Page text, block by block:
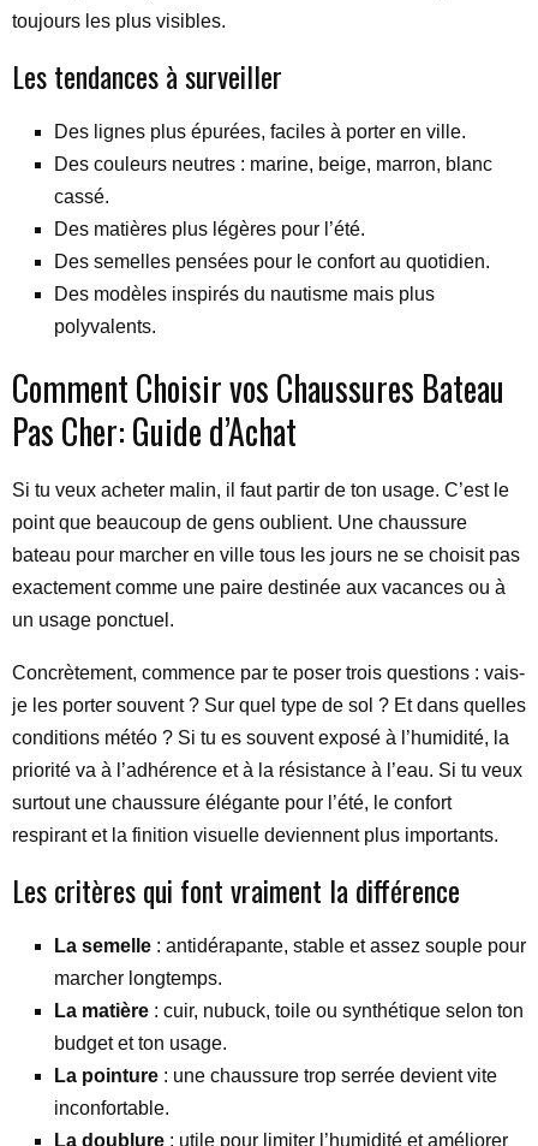
toujours les plus visibles.
Les tendances à surveiller
Des lignes plus épurées, faciles à porter en ville.
Des couleurs neutres : marine, beige, marron, blanc
cassé.
Des matières plus légères pour l’été.
Des semelles pensées pour le confort au quotidien.
Des modèles inspirés du nautisme mais plus
polyvalents.
Comment Choisir vos Chaussures Bateau
Pas Cher: Guide d’Achat
Si tu veux acheter malin, il faut partir de ton usage. C’est le
point que beaucoup de gens oublient. Une chaussure
bateau pour marcher en ville tous les jours ne se choisit pas
exactement comme une paire destinée aux vacances ou à
un usage ponctuel.
Concrètement, commence par te poser trois questions : vais-
je les porter souvent ? Sur quel type de sol ? Et dans quelles
conditions météo ? Si tu es souvent exposé à l’humidité, la
priorité va à l’adhérence et à la résistance à l’eau. Si tu veux
surtout une chaussure élégante pour l’été, le confort
respirant et la finition visuelle deviennent plus importants.
Les critères qui font vraiment la différence
La semelle : antidérapante, stable et assez souple pour
marcher longtemps.
La matière : cuir, nubuck, toile ou synthétique selon ton
budget et ton usage.
La pointure : une chaussure trop serrée devient vite
inconfortable.
La doublure : utile pour limiter l’humidité et améliorer